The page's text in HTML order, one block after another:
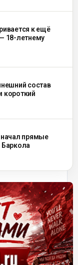
к ещё
18-летнему
состав
короткий
прямые